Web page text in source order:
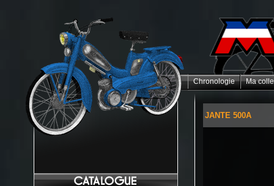
Chronologie Ma
JANTE 500A